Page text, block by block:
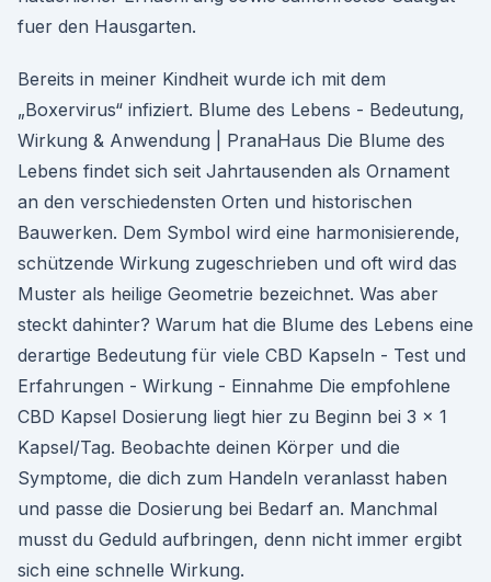
fuer den Hausgarten.
Bereits in meiner Kindheit wurde ich mit dem
„Boxervirus“ infiziert. Blume des Lebens - Bedeutung,
Wirkung & Anwendung | PranaHaus Die Blume des
Lebens findet sich seit Jahrtausenden als Ornament
an den verschiedensten Orten und historischen
Bauwerken. Dem Symbol wird eine harmonisierende,
schützende Wirkung zugeschrieben und oft wird das
Muster als heilige Geometrie bezeichnet. Was aber
steckt dahinter? Warum hat die Blume des Lebens eine
derartige Bedeutung für viele CBD Kapseln - Test und
Erfahrungen - Wirkung - Einnahme Die empfohlene
CBD Kapsel Dosierung liegt hier zu Beginn bei 3 x 1
Kapsel/Tag. Beobachte deinen Körper und die
Symptome, die dich zum Handeln veranlasst haben
und passe die Dosierung bei Bedarf an. Manchmal
musst du Geduld aufbringen, denn nicht immer ergibt
sich eine schnelle Wirkung.